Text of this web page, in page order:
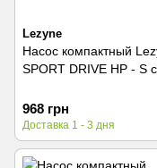
Lezyne
Насос компактный
SPORT DRIVE HP - S
968 грн
Доставка 1 - 3 дня